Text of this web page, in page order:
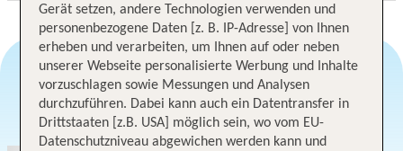
Angebotsauswahl
Gerät setzen, andere Technologien verwenden und
personenbezogene Daten [z. B. IP-Adresse] von Ihnen
erheben und verarbeiten, um Ihnen auf oder neben
unserer Webseite personalisierte Werbung und Inhalte
vorzuschlagen sowie Messungen und Analysen
durchzuführen. Dabei kann auch ein Datentransfer in
Drittstaaten [z.B. USA] möglich sein, wo vom EU-
Datenschutzniveau abgewichen werden kann und